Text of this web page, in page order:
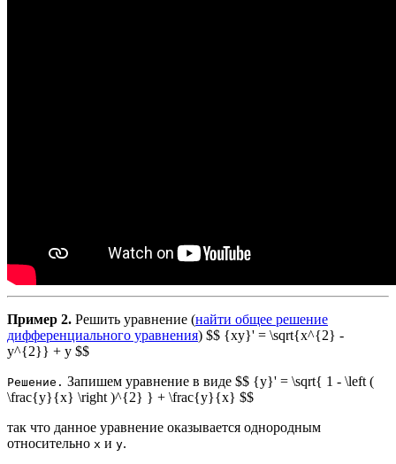
Пример 2. Решить уравнение (найти общее решение
дифференциального уравнения) $$ {xy}' = \sqrt{x^{2} -
y^{2}} + y $$
Решение. Запишем уравнение в виде $$ {y}' = \sqrt{ 1 - \left (
\frac{y}{x} \right )^{2} } + \frac{y}{x} $$
так что данное уравнение оказывается однородным
относительно x и y.